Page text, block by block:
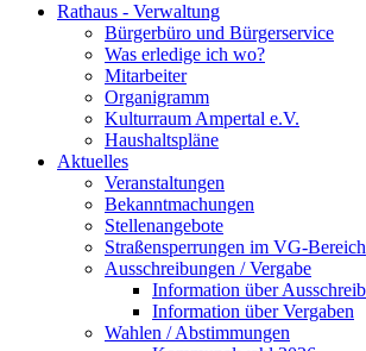
Rathaus - Verwaltung
Bürgerbüro und Bürgerservice
Was erledige ich wo?
Mitarbeiter
Organigramm
Kulturraum Ampertal e.V.
Haushaltspläne
Aktuelles
Veranstaltungen
Bekanntmachungen
Stellenangebote
Straßensperrungen im VG-Bereich
Ausschreibungen / Vergabe
Information über
Information über Vergaben
Wahlen / Abstimmungen